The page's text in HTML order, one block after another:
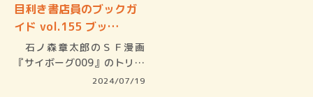
目利き書店員のブックガ
イド vol.155 ブッ…
石ノ森章太郎のＳＦ漫画
『サイボーグ009』のトリビ
2024/07/19